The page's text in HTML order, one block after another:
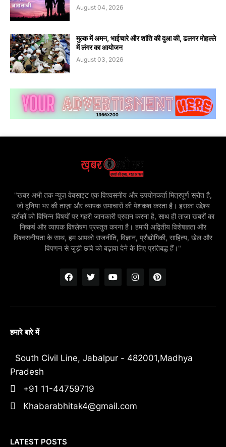
August 04, 2026
मुल्क में अमन, भाईचारे और शांति की दुआ की, ढलगर मोहल्ले
में लंगर का आयोजन
August 03, 2026
"खबर अभी तक न्यूज़ वेबसाइट एक विश्वसनीय और उपयोगकर्ता मित्रपूर्ण स्रोत है,
जो दुनिया भर की ताज़ा और व्यापक समाचारों की पेशकश करता है। इसका उद्देश्य
दर्शकों को विभिन्न विषयों पर गहरी जानकारी प्रदान करना है, साथ ही ताज़ा खबरों का
निष्कर्ष और व्यापक विश्लेषण प्रस्तुत करना है। हमारी अद्वितीय विशेषज्ञता और
विश्वसनीयता के साथ, हम आपको राजनीति, विज्ञान, प्रौद्योगिकी, साहित्य, खेल और
विपणन से जुड़ी छवि को बढ़ावा देने के लिए प्रतिबद्ध हैं।"
हमारे बारे में
South Civil Line, Jabalpur - 482001,Madhya
Pradesh
+91 11-44759719
Khabarabhitak4@gmail.com
LATEST POSTS